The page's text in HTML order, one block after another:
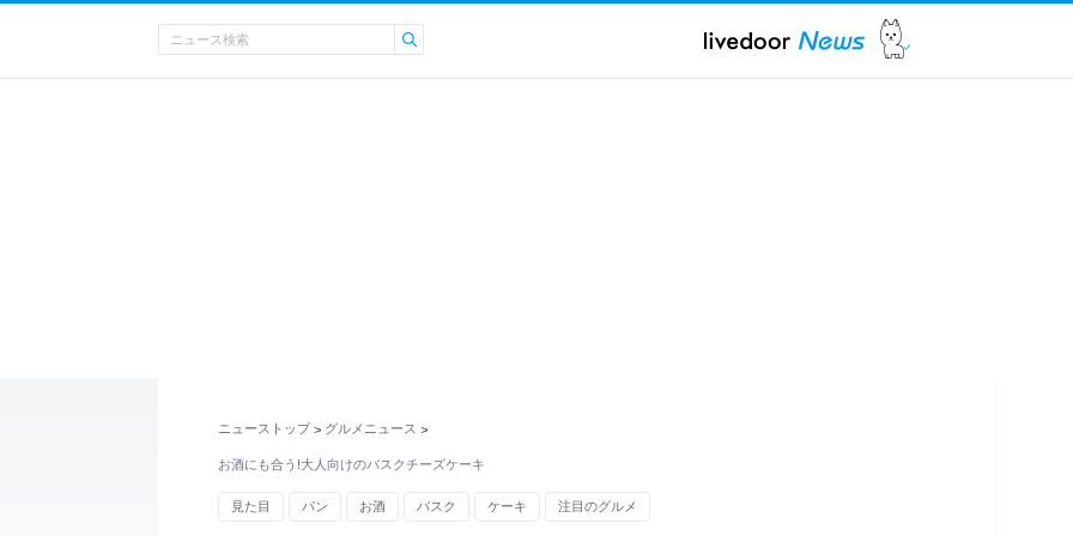
ニューストップ > グルメニュース >
お酒にも合う!大人向けのバスクチーズケーキ
見た目 パン お酒 バスク ケーキ 注目のグルメ